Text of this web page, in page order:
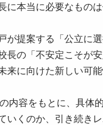
に本当に必要なもの
が提案する「公立に
長の「不安定こそが
来に向けた新しい可
内容をもとに、具体
いくのか、引き続き